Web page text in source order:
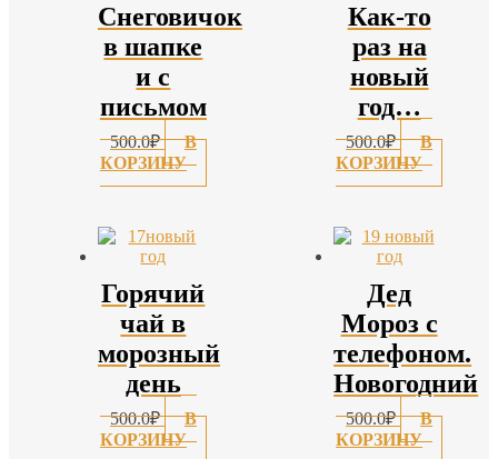
Снеговичок
в шапке
и с
письмом
500.0₽
В
КОРЗИНУ
Как-то
раз на
новый
год…
500.0₽
В
КОРЗИНУ
Горячий
чай в
морозный
день
500.0₽
В
КОРЗИНУ
Дед
Мороз с
телефоном.
Новогодний
500.0₽
В
КОРЗИНУ